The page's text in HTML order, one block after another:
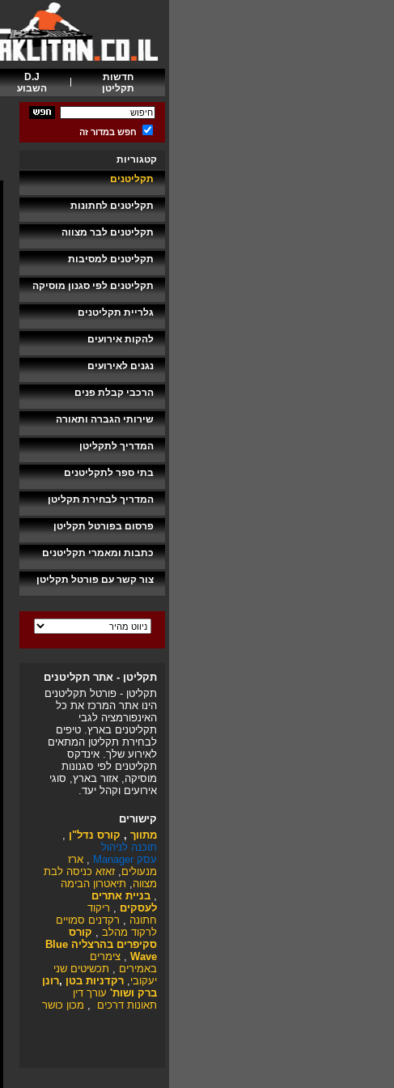
חדשות
תקליטן
D.J
השבוע
חפש במדור זה
קטגוריות
תקליטנים
תקליטנים לחתונות
תקליטנים לבר מצווה
תקליטנים למסיבות
תקליטנים לפי סגנון מוסיקה
גלריית תקליטנים
להקות אירועים
נגנים לאירועים
הרכבי קבלת פנים
שירותי הגברה ותאורה
המדריך לתקליטן
בתי ספר לתקליטנים
המדריך לבחירת תקליטן
פרסום בפורטל תקליטן
כתבות ומאמרי תקליטנים
צור קשר עם פורטל תקליטן
תקליטן - אתר תקליטנים
תקליטן - פורטל תקליטנים
הינו אתר המרכז את כל
האינפורמציה לגבי
תקליטנים בארץ. טיפים
לבחירת תקליטן המתאים
לאירוע שלך. אינדקס
תקליטנים לפי סגנונות
מוסיקה, אזור בארץ, סוגי
אירועים וקהל יעד.
קישורים
מתווך , קורס נדל"ן ,
תוכנה לניהול
עסק Manager
, ארז
מנעולים, זאזא כניסה לבת
מצווה, תיאטרון הבימה
, בניית אתרים
לעסקים , ריקוד
חתונה , רקדנים סמויים
לרקוד מהלב , קורס
סקיפרים בהרצליה Blue
Wave
, צימרים
באמירים , תכשיטים שני
יעקובי, רקדניות בטן ,רונן
ברק ושות' עורך דין
תאונות דרכים , מכון כושר